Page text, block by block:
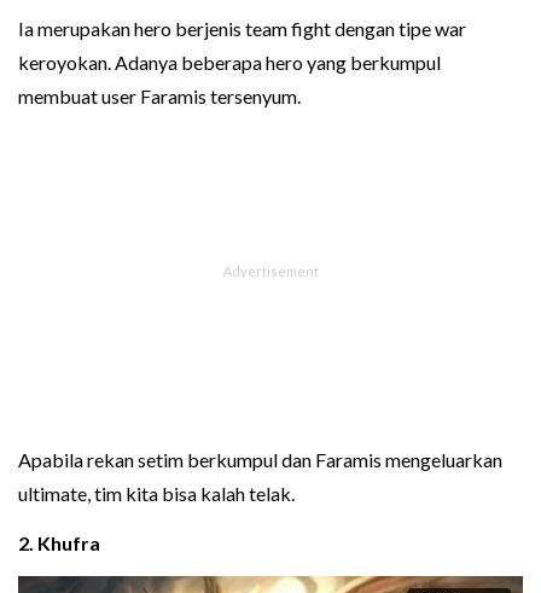
Ia merupakan hero berjenis team fight dengan tipe war
keroyokan. Adanya beberapa hero yang berkumpul
membuat user Faramis tersenyum.
Apabila rekan setim berkumpul dan Faramis mengeluarkan
ultimate, tim kita bisa kalah telak.
2. Khufra